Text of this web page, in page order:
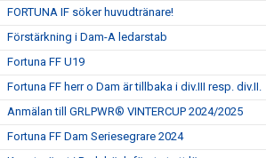
FORTUNA IF söker huvudtränare!
Förstärkning i Dam-A ledarstab
Fortuna FF U19
Fortuna FF herr o Dam är tillbaka i div.III resp. div.II.
Anmälan till GRLPWR® VINTERCUP 2024/2025
Fortuna FF Dam Seriesegrare 2024